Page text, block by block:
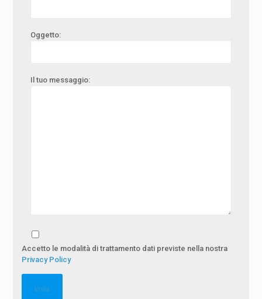
Oggetto:
Il tuo messaggio:
Accetto le modalità di trattamento dati previste nella nostra
Privacy Policy